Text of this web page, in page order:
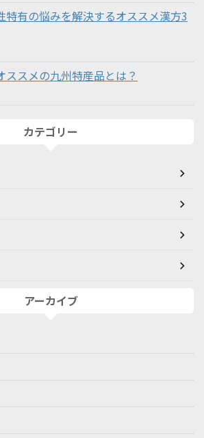
特有の悩みを解決するオススメ漢方3
スメの九州特産品とは？
カテゴリー
アーカイブ